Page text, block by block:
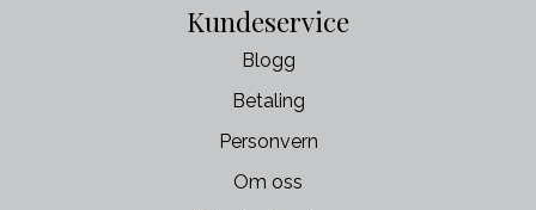
Kundeservice
Blogg
Betaling
Personvern
Om oss